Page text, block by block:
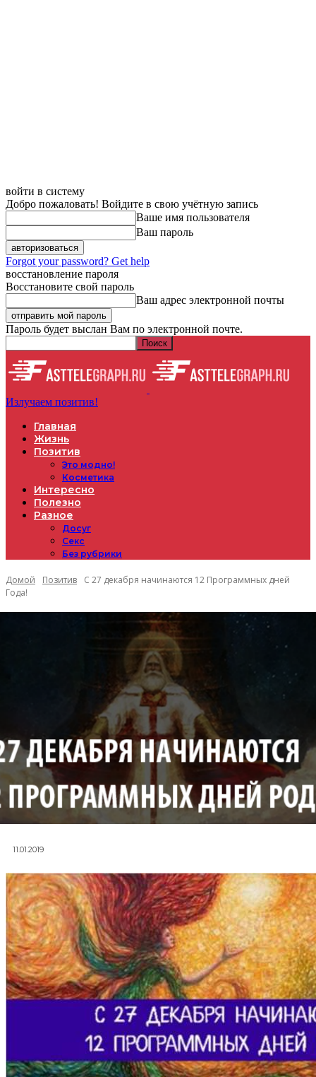
войти в систему
Добро пожаловать! Войдите в свою учётную запись
Ваше имя пользователя
Ваш пароль
Forgot your password? Get help
восстановление пароля
Восстановите свой пароль
Ваш адрес электронной почты
Пароль будет выслан Вам по электронной почте.
Излучаем позитив!
Главная
Жизнь
Позитив
Это модно!
Косметика
Интересно
Полезно
Разное
Досуг
Секс
Без рубрики
Домой Позитив
С 27 декабря начинаются 12 Программных дней
Года!
11.01.2019